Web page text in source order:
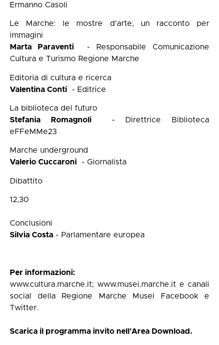
Ermanno Casoli
Le Marche: le mostre d’arte, un racconto per
immagini
Marta Paraventi - Responsabile Comunicazione
Cultura e Turismo Regione Marche
Editoria di cultura e ricerca
Valentina Conti - Editrice
La biblioteca del futuro
Stefania Romagnoli
- Direttrice Biblioteca
eFFeMMe23
Marche underground
Valerio Cuccaroni - Giornalista
Dibattito
12,30
Conclusioni
Silvia Costa - Parlamentare europea
Per informazioni:
www.cultura.marche.it; www.musei.marche.it e canali
social della Regione Marche Musei Facebook e
Twitter.
Scarica il programma invito nell'Area Download.